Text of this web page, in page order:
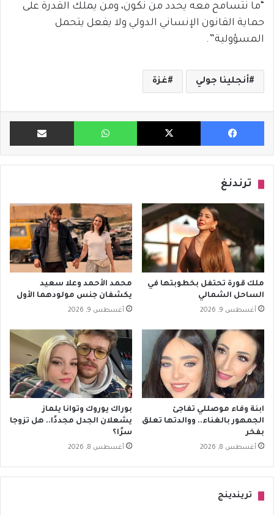
“ما نتسامح معه يحدد من نكون، ومن يملك القدرة على
حماية القانون الإنساني الدولي ولا يفعل يتحمل
المسؤولية”.
أنجلينا جولي غزة
فيسبوك X واتساب مشاركة
ترندنغ
ملك قورة تحتفل بخطوبتها في
الساحل الشمالي
أغسطس 9, 2026
محمد الأحمد وعلا سعيد
يكشفان جنس مولودهما الأول
أغسطس 9, 2026
ابنة وفاء موصللي تفاجئ
الجمهور بالغناء.. ووالدتها تعلق
بفخر
أغسطس 8, 2026
بوراك يوروك وتوانا يلماز
يشعلان الجدل مجددًا.. هل تزوجا
سرًا؟
أغسطس 8, 2026
تريندينج